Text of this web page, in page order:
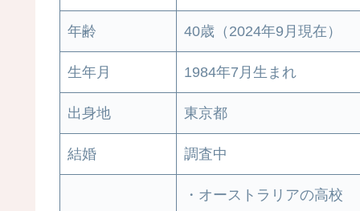
年齢 40歳（2024年9月現在）
生年月 1984年7月生まれ
出身地 東京都
結婚 調査中
・オーストラリアの高校